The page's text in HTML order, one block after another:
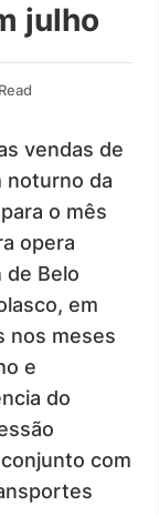
julho
vendas de
noturno da
o mês
opera
de Belo
em
nos meses
e
do
com